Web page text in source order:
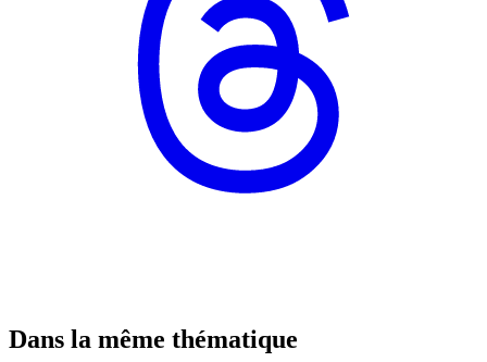
Dans la même thématique